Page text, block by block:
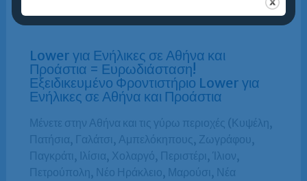
Lower για Ενήλικες σε Αθήνα και
Προάστια = Ευρωδιάσταση!
Εξειδικευμένο Φροντιστήριο Lower για
Ενήλικες σε Αθήνα και Προάστια
Μένετε στην Αθήνα και τις γύρω περιοχές (Κυψέλη,
Πατήσια, Γαλάτσι, Αμπελόκηπους, Ζωγράφου,
Παγκράτι, Ιλίσια, Χολαργό, Περιστέρι, Ίλιον,
Πετρούπολη, Νέο Ηράκλειο, Μαρούσι, Νέα